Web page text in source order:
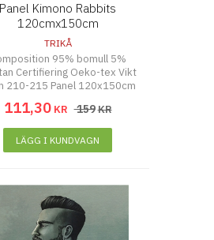
Panel Kimono Rabbits
120cmx150cm
TRIKÅ
95% bomull 5%
Certifiering Oeko-tex Vikt
210-215 Panel 120x150cm
111,30 KR 159KR
LÄGG I KUNDVAGN